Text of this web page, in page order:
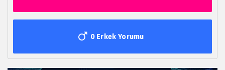
0 Erkek Yorumu